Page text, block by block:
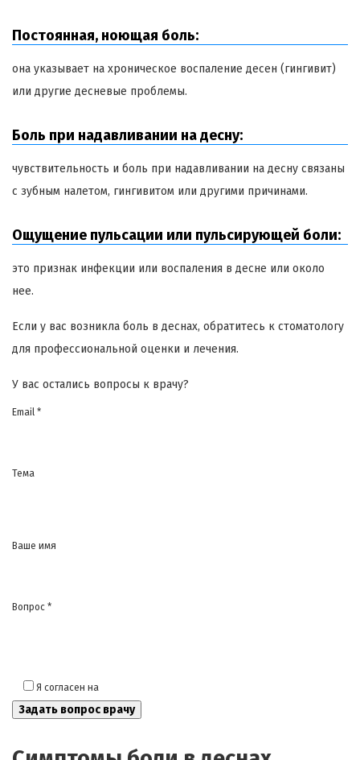
Постоянная, ноющая боль:
она указывает на хроническое воспаление десен (гингивит)
или другие десневые проблемы.
Боль при надавливании на десну:
чувствительность и боль при надавливании на десну связаны
с зубным налетом, гингивитом или другими причинами.
Ощущение пульсации или пульсирующей боли:
это признак инфекции или воспаления в десне или около
нее.
Если у вас возникла боль в деснах, обратитесь к стоматологу
для профессиональной оценки и лечения.
У вас остались вопросы к врачу?
Email *
Тема
Ваше имя
Вопрос *
Я согласен на